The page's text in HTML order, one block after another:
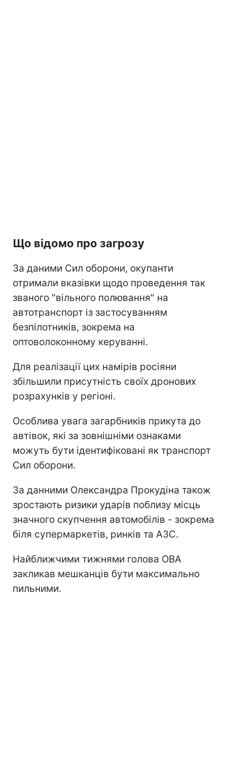
Що відомо про загрозу
За даними Сил оборони, окупанти
отримали вказівки щодо проведення так
званого "вільного полювання" на
автотранспорт із застосуванням
безпілотників, зокрема на
оптоволоконному керуванні.
Для реалізації цих намірів росіяни
збільшили присутність своїх дронових
розрахунків у регіоні.
Особлива увага загарбників прикута до
автівок, які за зовнішніми ознаками
можуть бути ідентифіковані як транспорт
Сил оборони.
За данними Олександра Прокудіна також
зростають ризики ударів поблизу місць
значного скупчення автомобілів - зокрема
біля супермаркетів, ринків та АЗС.
Найближчими тижнями голова ОВА
закликав мешканців бути максимально
пильними.